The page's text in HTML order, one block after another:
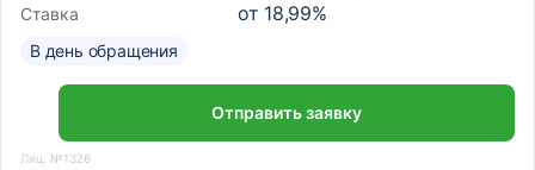
Ставка от 18,99%
В день обращения
Отправить заявку
Лиц. №1326